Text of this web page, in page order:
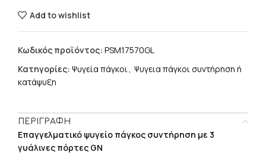
Add to wishlist
Κωδικός προϊόντος: PSM17570GL
Κατηγορίες: Ψυγεία πάγκοι, Ψυγεια πάγκοι συντήρηση ή
κατάψυξη
ΠΕΡΙΓΡΑΦΉ
Επαγγελματικό ψυγείο πάγκος συντήρηση με 3
γυάλινες πόρτες GN